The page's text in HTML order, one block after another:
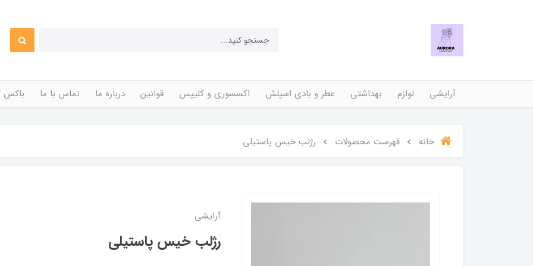
آرایشی لوازم بهداشتی عطر و بادی اسپلش اکسسوری و کلیپس قوانین درباره ما تماس با ما باکس
خانه فهرست محصولات رژلب خیس پاستیلی
آرایشی
رژلب خیس پاستیلی